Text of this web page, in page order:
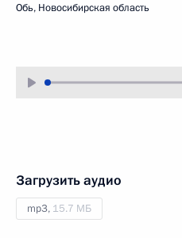
Обь, Новосибирская область
Загрузить аудио
mp3, 15.7 МБ